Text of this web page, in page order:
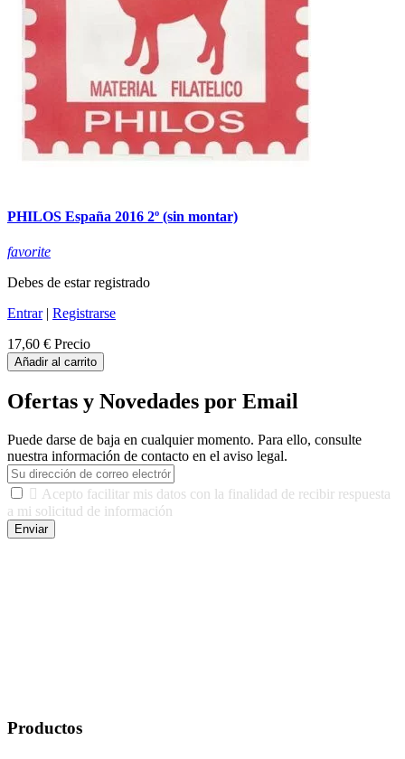
PHILOS España 2016 2º (sin montar)
favorite
Debes de estar registrado
Entrar| Registrarse
17,60 € Precio
Añadir al carrito
Ofertas y Novedades por Email
Puede darse de baja en cualquier momento. Para ello, consulte
nuestra información de contacto en el aviso legal.
 Acepto facilitar mis datos con la finalidad de recibir respuesta
a mi solicitud de información
Enviar
Productos